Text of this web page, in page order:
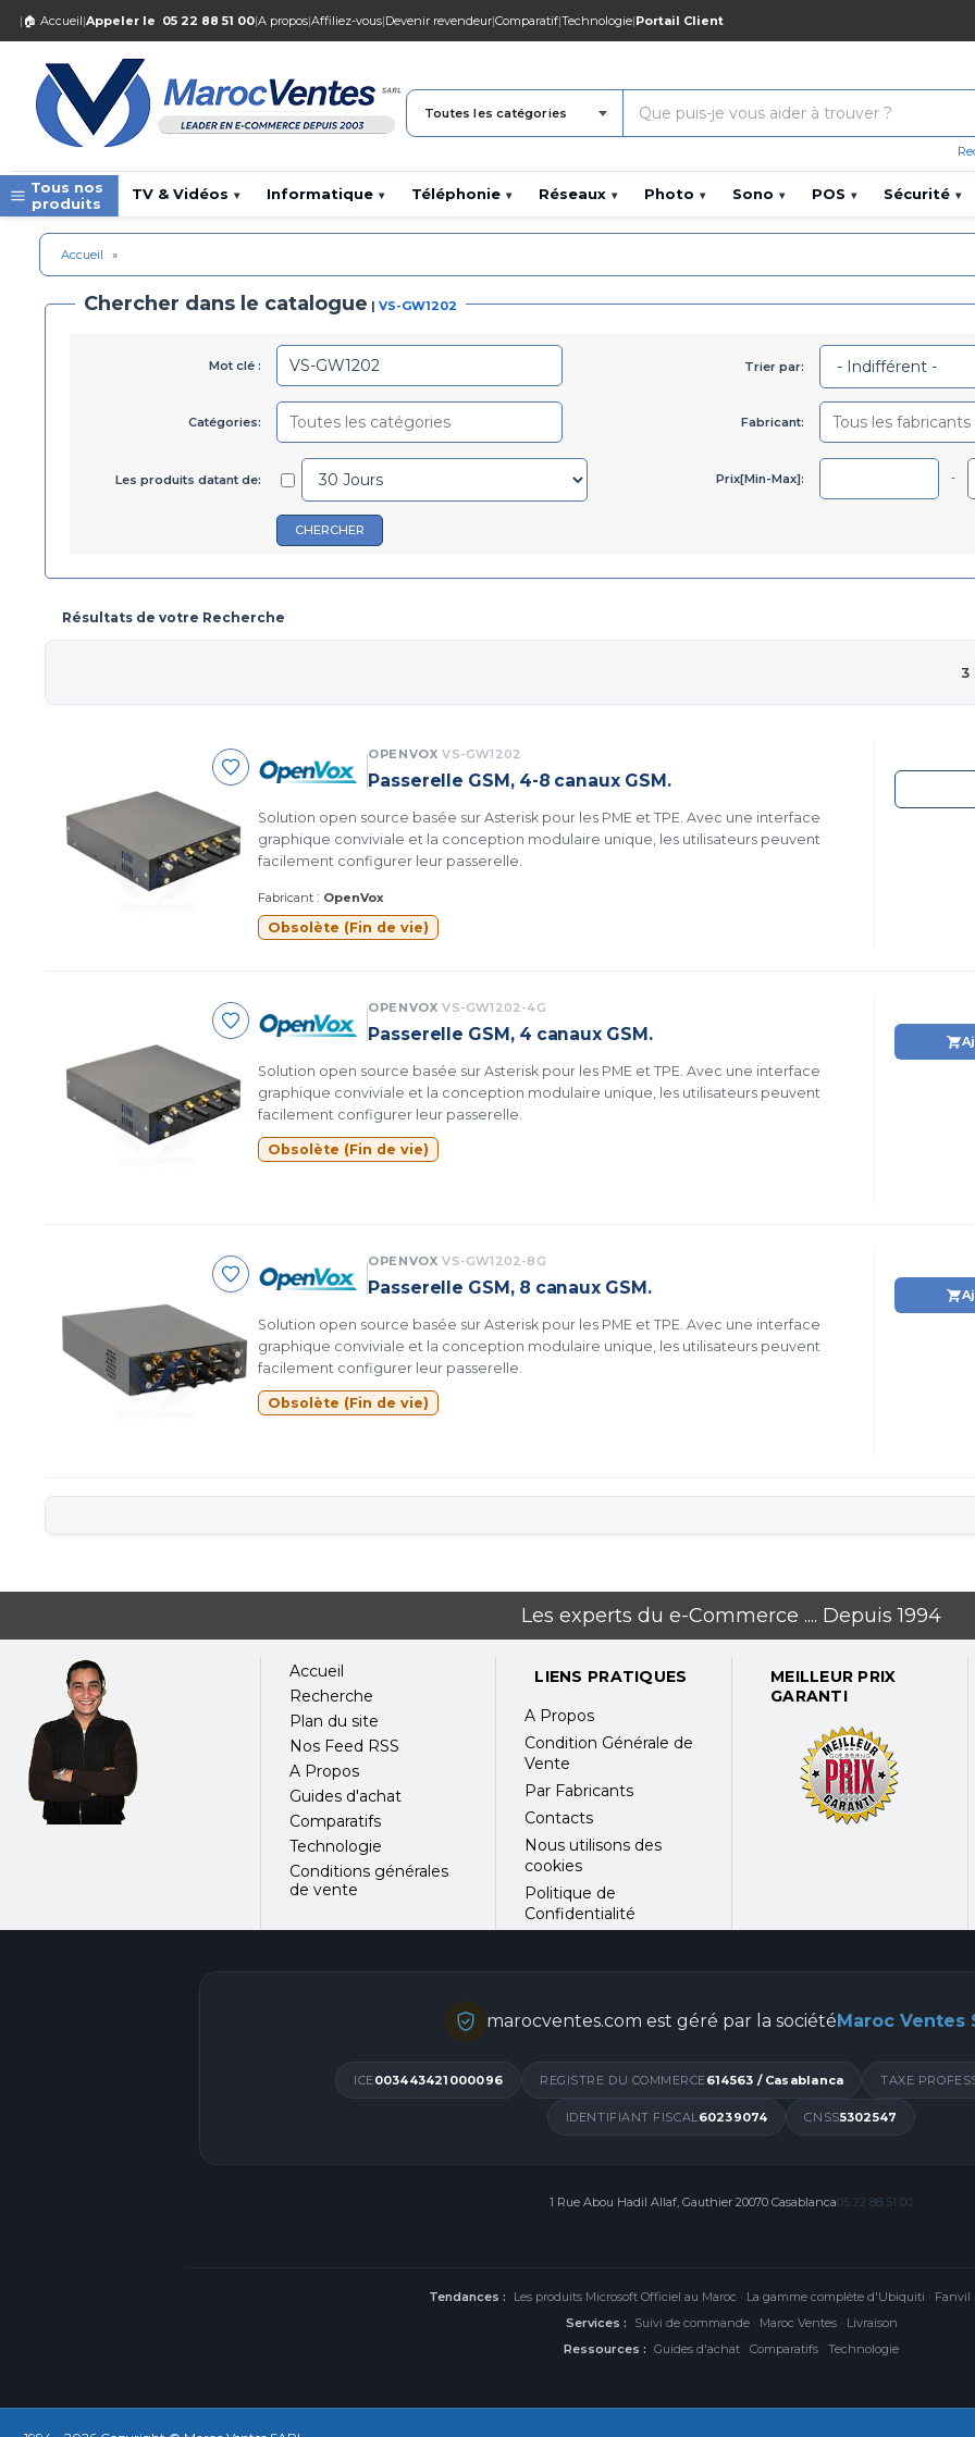
| 🏠 Accueil|Appeler le 05 22 88 51 00|A propos|Affiliez-vous|Devenir revendeur|Comparatif|Technologie|Portail Client
Toutes les catégories
Tous nos
produits
TV & Vidéos ▾ Informatique ▾ Téléphonie ▾ Réseaux ▾ Photo ▾ Sono ▾ POS ▾ Sécurité ▾
Accueil »
Chercher dans le catalogue | VS-GW1202
Mot clé : Trier par:
Catégories: Fabricant:
Les produits datant de: Prix[Min-Max]: -
CHERCHER
Résultats de votre Recherche
3
OPENVOXVS-GW1202
Passerelle GSM, 4-8 canaux GSM.
Solution open source basée sur Asterisk pour les PME et TPE. Avec une interface
graphique conviviale et la conception modulaire unique, les utilisateurs peuvent
facilement configurer leur passerelle.
Fabricant : OpenVox
Obsolète (Fin de vie)
OPENVOXVS-GW1202-4G
Passerelle GSM, 4 canaux GSM.
Solution open source basée sur Asterisk pour les PME et TPE. Avec une interface
graphique conviviale et la conception modulaire unique, les utilisateurs peuvent
facilement configurer leur passerelle.
Obsolète (Fin de vie)
OPENVOXVS-GW1202-8G
Passerelle GSM, 8 canaux GSM.
Solution open source basée sur Asterisk pour les PME et TPE. Avec une interface
graphique conviviale et la conception modulaire unique, les utilisateurs peuvent
facilement configurer leur passerelle.
Obsolète (Fin de vie)
Les experts du e-Commerce .... Depuis 1994
Accueil
Recherche
Plan du site
Nos Feed RSS
A Propos
Guides d'achat
Comparatifs
Technologie
Conditions générales
de vente
LIENS PRATIQUES
A Propos
Condition Générale de
Vente
Par Fabricants
Contacts
Nous utilisons des
cookies
Politique de
Confidentialité
MEILLEUR PRIX
GARANTI
marocventes.com est géré par la sociétéMaroc Ventes
ICE003443421000096 REGISTRE DU COMMERCE614563 / Casablanca TAXE
IDENTIFIANT FISCAL60239074 CNSS5302547
1 Rue Abou Hadil Allaf, Gauthier 20070 Casablanca05 22 88 51 00
Tendances : Les produits Microsoft Officiel au Maroc · La gamme complète d'Ubiquiti · Fanvil
Services :
Suivi de commande· Maroc Ventes· Livraison
Ressources : Guides d'achat · Comparatifs · Technologie